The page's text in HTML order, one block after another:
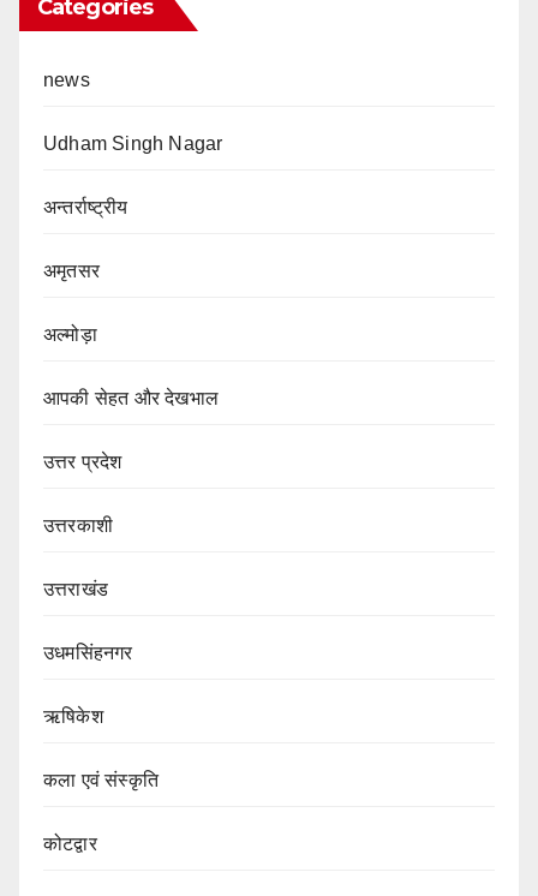
Categories
news
Udham Singh Nagar
अन्तर्राष्ट्रीय
अमृतसर
अल्मोड़ा
आपकी सेहत और देखभाल
उत्तर प्रदेश
उत्तरकाशी
उत्तराखंड
उधमसिंहनगर
ऋषिकेश
कला एवं संस्कृति
कोटद्वार